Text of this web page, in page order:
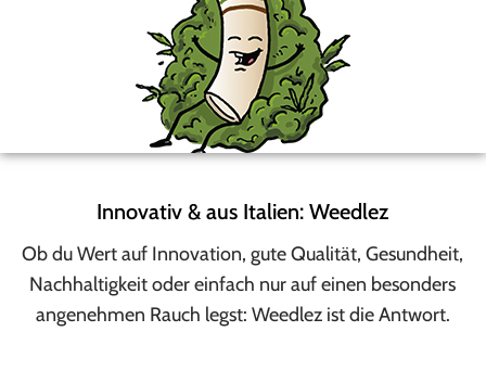
Innovativ & aus Italien: Weedlez
Ob du Wert auf Innovation, gute Qualität, Gesundheit,
Nachhaltigkeit oder einfach nur auf einen besonders
angenehmen Rauch legst: Weedlez ist die Antwort.